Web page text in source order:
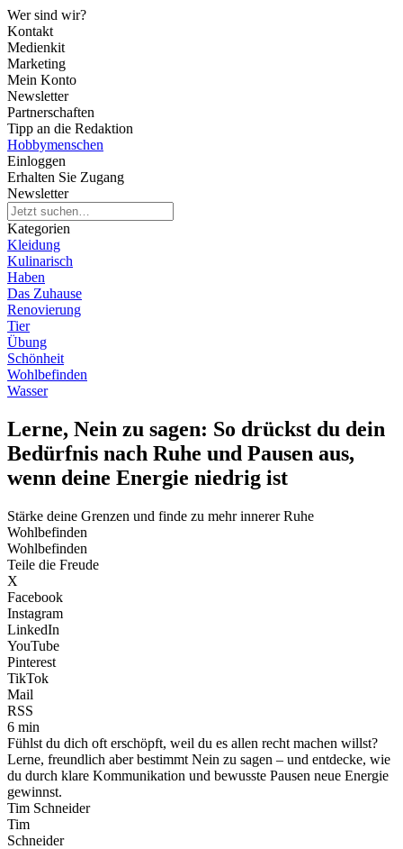
Wer sind wir?
Kontakt
Medienkit
Marketing
Mein Konto
Newsletter
Partnerschaften
Tipp an die Redaktion
Hobbymenschen
Einloggen
Erhalten Sie Zugang
Newsletter
Kategorien
Kleidung
Kulinarisch
Haben
Das Zuhause
Renovierung
Tier
Übung
Schönheit
Wohlbefinden
Wasser
Lerne, Nein zu sagen: So drückst du dein
Bedürfnis nach Ruhe und Pausen aus,
wenn deine Energie niedrig ist
Stärke deine Grenzen und finde zu mehr innerer Ruhe
Wohlbefinden
Wohlbefinden
Teile die Freude
X
Facebook
Instagram
LinkedIn
YouTube
Pinterest
TikTok
Mail
RSS
6 min
Fühlst du dich oft erschöpft, weil du es allen recht machen willst?
Lerne, freundlich aber bestimmt Nein zu sagen – und entdecke, wie
du durch klare Kommunikation und bewusste Pausen neue Energie
gewinnst.
Tim Schneider
Tim
Schneider